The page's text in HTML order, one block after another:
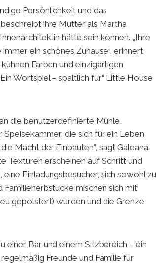
Persönlichkeit und das
ihre Mutter als Martha
hätte sein können. „Ihre
ein schönes Zuhause“, erinnert
Farben und einzigartigen
Wortspiel – spaltlich für“ Little House
die benutzerdefinierte Mühle,
die sich für ein Leben
Macht der Einbauten“, sagt Galeana.
Texturen erscheinen auf Schritt und
Einladungsbesucher, sich sowohl zu
Familienerbstücke mischen sich mit
gepolstert) wurden und die Grenze
einer Bar und einem Sitzbereich – ein
Freunde und Familie für